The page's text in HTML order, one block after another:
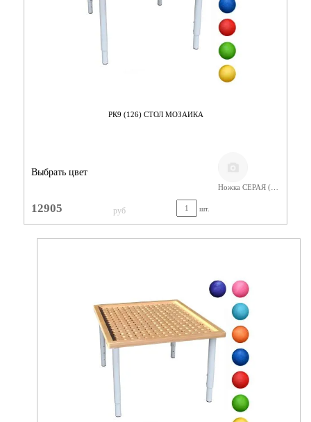
РК9 (126) СТОЛ МОЗАИКА
Выбрать цвет
12905 руб шт.